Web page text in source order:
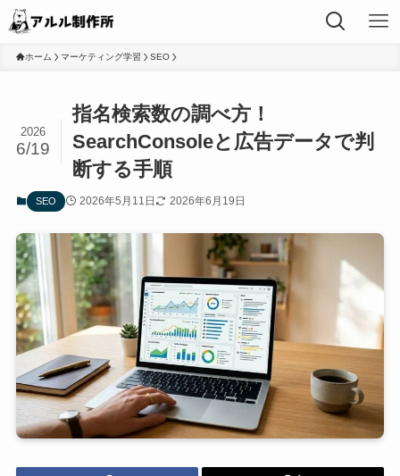
ホーム マーケティング学習 SEO
指名検索数の調べ方！
SearchConsoleと広告データで判
断する手順
2026
6/19
SEO 2026年5月11日 2026年6月19日